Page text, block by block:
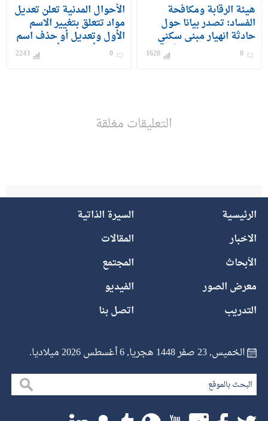
هيئة الرقابة ومكافحة
الفساد: تصدر بيانا حول
حادثة انهيار مبنى سكني
بحي الفيصلية بمحافظة
جدة 0
1628
الأحوال المدنية تعلن تعديل
مواد تتعلق بتغيير الاسم
الأول وتعديل أو حذف اسم
الشهرة أو الفخذ أو القبيلة
0
2243
التعليقات مغلقة
الرئيسية
السيرة الذاتية
الاخبار
المقالات
الأبحاث
المجتمع
معرض الصور
الفيديو
التدريب
اتصل بنا
الخميس, 23 صفر 1448 هجريا, 6 أغسطس 2026 ميلاديا.